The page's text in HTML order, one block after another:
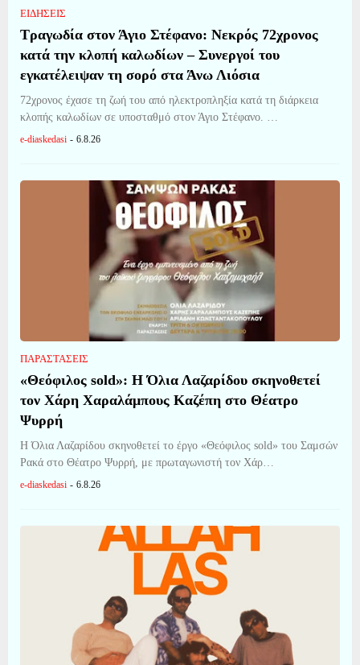
ΕΙΔΗΣΕΙΣ
Τραγωδία στον Άγιο Στέφανο: Νεκρός 72χρονος
κατά την κλοπή καλωδίων – Συνεργοί του
εγκατέλειψαν τη σορό στα Άνω Λιόσια
72χρονος έχασε τη ζωή του από ηλεκτροπληξία κατά τη διάρκεια
κλοπής καλωδίων σε υποσταθμό στον Άγιο Στέφανο. …
e-diaskedasi - 6.8.26
ΠΑΡΑΣΤΑΣΕΙΣ
«Θεόφιλος sold»: Η Όλια Λαζαρίδου σκηνοθετεί
τον Χάρη Χαραλάμπους Καζέπη στο Θέατρο
Ψυρρή
Η Όλια Λαζαρίδου σκηνοθετεί το έργο «Θεόφιλος sold» του Σαμσών
Ρακά στο Θέατρο Ψυρρή, με πρωταγωνιστή τον Χάρ…
e-diaskedasi - 6.8.26